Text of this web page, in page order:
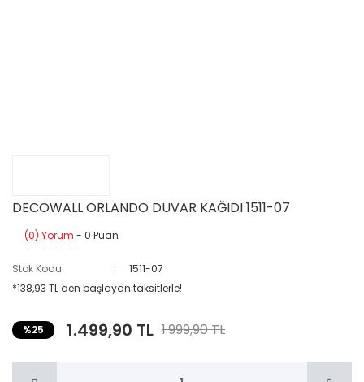
DECOWALL ORLANDO DUVAR KAĞIDI 1511-07
(0) Yorum - 0 Puan
Stok Kodu
1511-07
*138,93 TL den başlayan taksitlerle!
%25 1.499,90 TL 1.999,90 TL